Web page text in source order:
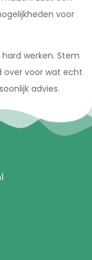
voor
werken. Stem
over voor wat echt
advies.